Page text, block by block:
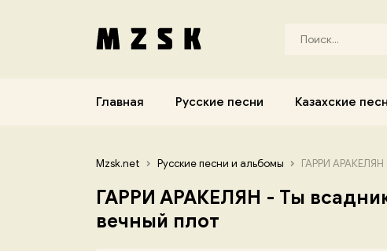
Главная Русские песни Казахские
Mzsk.net Русские песни и альбомы ГАРРИ АРАКЕЛЯН
ГАРРИ АРАКЕЛЯН - Ты
вечный плот